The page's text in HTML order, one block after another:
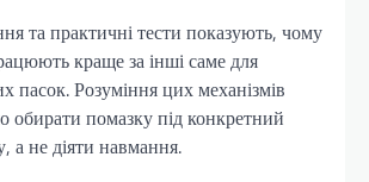
та практичні тести показують, чому
краще за інші саме для
пасок. Розуміння цих механізмів
обирати помазку під конкретний
а не діяти навмання.